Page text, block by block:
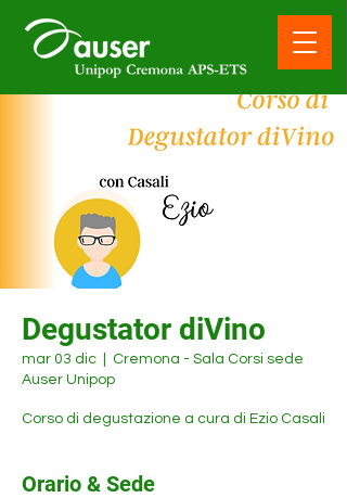
Degustator diVino
mar 03 dic
Cremona - Sala Corsi sede
Auser Unipop
Corso di degustazione a cura di Ezio Casali
Orario & Sede